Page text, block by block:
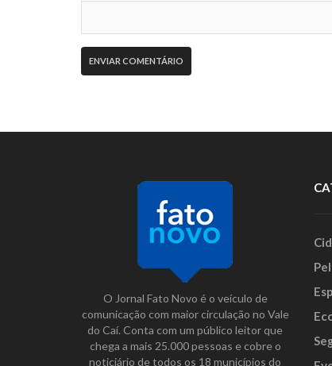
O Jornal Fato Novo é o veículo de
comunicação com maior circulação no Vale
do Caí. Conta com um público leitor que
chega a mais 25.000 pessoas e cobre o
noticiário de todos os 18 municípios do